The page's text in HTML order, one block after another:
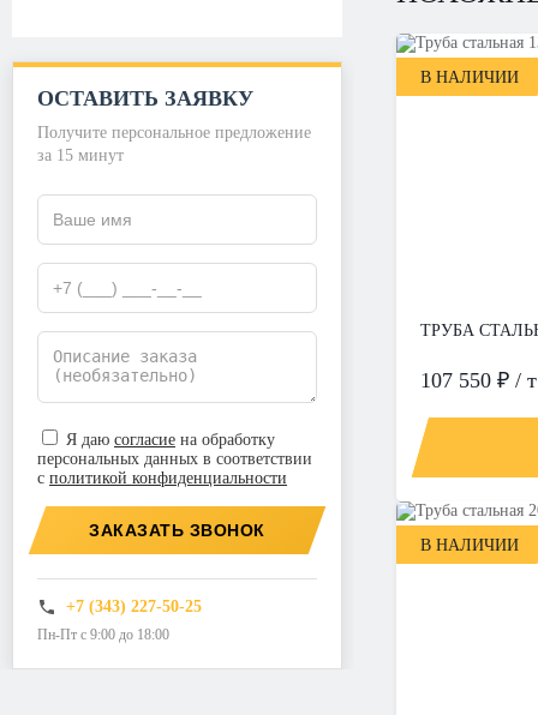
ОСТАВИТЬ ЗАЯВКУ
Получите персональное предложение
за 15 минут
Я даю согласие на обработку
персональных данных в соответствии
с политикой конфиденциальности
ЗАКАЗАТЬ ЗВОНОК
+7 (343) 227-50-25
Пн-Пт с 9:00 до 18:00
В НАЛИЧИИ
ТРУБА
107 550 ₽ / т
В НАЛИЧИИ